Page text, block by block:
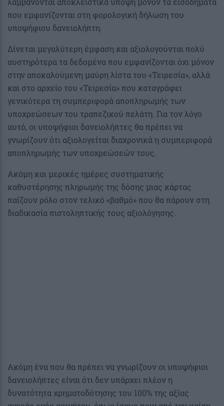
που εμφανίζονται στη φορολογική δήλωση του
υποψήφιου δανειολήπτη.
Δίνεται μεγαλύτερη έμφαση και αξιολογούνται πολύ
αυστηρότερα τα δεδομένα που εμφανίζονται όχι μόνον
στην αποκαλούμενη μαύρη λίστα του «Τειρεσία», αλλά
και στο αρχείο του «Τειρεσία» που καταγράφει
γενικότερα τη συμπεριφορά αποπληρωμής των
υποχρεώσεων του τραπεζικού πελάτη. Για τον λόγο
αυτό, οι υποψήφιοι δανειολήπτες θα πρέπει να
γνωρίζουν ότι αξιολογείται διαχρονικά η συμπεριφορά
αποπληρωμής των υποχρεώσεών τους.
Ακόμη και μερικές ημέρες συστηματικής
καθυστέρησης πληρωμής της δόσης μιας κάρτας
παίζουν ρόλο στον τελικό «βαθμό» που θα πάρουν στη
διαδικασία πιστοληπτικής τους αξιολόγησης.
Ακόμη ένα που θα πρέπει να γνωρίζουν οι υποψήφιοι
δανειολήπτες είναι ότι δεν υπάρχει πλέον η
δυνατότητα χρηματοδότησης του 100% της αξίας